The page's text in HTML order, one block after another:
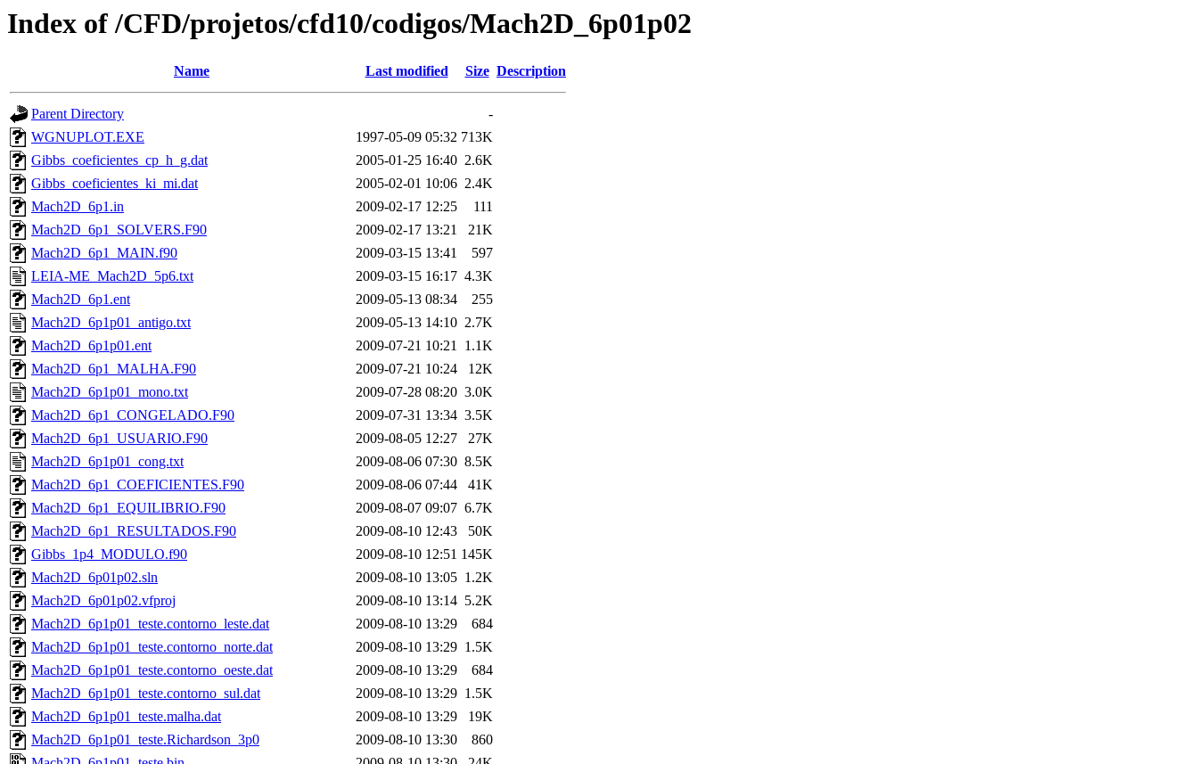
Index of /CFD/projetos/cfd10/codigos/Mach2D_6p01p02
Name Last modified Size Description
Parent Directory
-
WGNUPLOT.EXE
1997-05-09 05:32 713K
Gibbs_coeficientes_cp_h_g.dat
2005-01-25 16:40 2.6K
Gibbs_coeficientes_ki_mi.dat
2005-02-01 10:06 2.4K
Mach2D_6p1.in
2009-02-17 12:25
111
Mach2D_6p1_SOLVERS.F90
2009-02-17 13:21
21K
Mach2D_6p1_MAIN.f90
2009-03-15 13:41
597
LEIA-ME_Mach2D_5p6.txt
2009-03-15 16:17 4.3K
Mach2D_6p1.ent
2009-05-13 08:34
255
Mach2D_6p1p01_antigo.txt
2009-05-13 14:10 2.7K
Mach2D_6p1p01.ent
2009-07-21 10:21 1.1K
Mach2D_6p1_MALHA.F90
2009-07-21 10:24
12K
Mach2D_6p1p01_mono.txt
2009-07-28 08:20 3.0K
Mach2D_6p1_CONGELADO.F90
2009-07-31 13:34 3.5K
Mach2D_6p1_USUARIO.F90
2009-08-05 12:27
27K
Mach2D_6p1p01_cong.txt
2009-08-06 07:30 8.5K
Mach2D_6p1_COEFICIENTES.F90
2009-08-06 07:44
41K
Mach2D_6p1_EQUILIBRIO.F90
2009-08-07 09:07 6.7K
Mach2D_6p1_RESULTADOS.F90
2009-08-10 12:43
50K
Gibbs_1p4_MODULO.f90
2009-08-10 12:51 145K
Mach2D_6p01p02.sln
2009-08-10 13:05 1.2K
Mach2D_6p01p02.vfproj
2009-08-10 13:14 5.2K
Mach2D_6p1p01_teste.contorno_leste.dat
2009-08-10 13:29
684
Mach2D_6p1p01_teste.contorno_norte.dat
2009-08-10 13:29 1.5K
Mach2D_6p1p01_teste.contorno_oeste.dat
2009-08-10 13:29
684
Mach2D_6p1p01_teste.contorno_sul.dat
2009-08-10 13:29 1.5K
Mach2D_6p1p01_teste.malha.dat
2009-08-10 13:29
19K
Mach2D_6p1p01_teste.Richardson_3p0
2009-08-10 13:30
860